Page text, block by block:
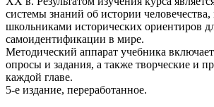
системы знаний об истории
школьниками исторических ориентиров
самоидентификации в мире.
Методический аппарат учебника
опросы и задания, а также творческие и
каждой главе.
5-е издание, переработанное.